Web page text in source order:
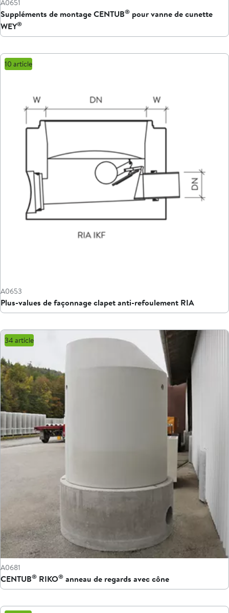
A0651
Suppléments de montage CENTUB® pour vanne de cunette
WEY®
10 article
A0653
Plus-values de façonnage clapet anti-refoulement RIA
34 article
A0681
CENTUB® RIKO® anneau de regards avec cône